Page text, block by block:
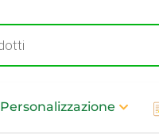
Personalizzazione